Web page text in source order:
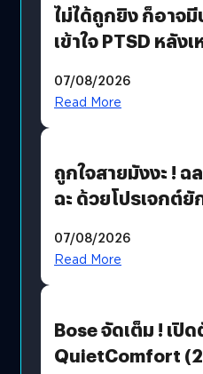
ไม่ได้ถูกยิง ก็อาจ
เข้าใจ PTSD หลัง
07/08/2026
Read More
ถูกใจสายมังงะ ! ฉ
ฉะ ด้วยโปรเจกต์ยั
มีภาษาไทยด้วย
07/08/2026
Read More
Bose จัดเต็ม ! เปิ
QuietComfort